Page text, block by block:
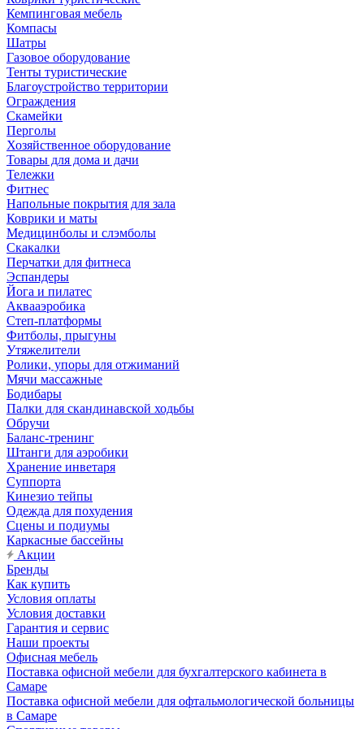
Кемпинговая мебель
Компасы
Шатры
Газовое оборудование
Тенты туристические
Благоустройство территории
Ограждения
Скамейки
Перголы
Хозяйственное оборудование
Товары для дома и дачи
Тележки
Фитнес
Напольные покрытия для зала
Коврики и маты
Медицинболы и слэмболы
Скакалки
Перчатки для фитнеса
Эспандеры
Йога и пилатес
Аквааэробика
Степ-платформы
Фитболы, прыгуны
Утяжелители
Ролики, упоры для отжиманий
Мячи массажные
Бодибары
Палки для скандинавской ходьбы
Обручи
Баланс-тренинг
Штанги для аэробики
Хранение инветаря
Суппорта
Кинезио тейпы
Одежда для похудения
Сцены и подиумы
Каркасные бассейны
Акции
Бренды
Как купить
Условия оплаты
Условия доставки
Гарантия и сервис
Наши проекты
Офисная мебель
Поставка офисной мебели для бухгалтерского кабинета в
Самаре
Поставка офисной мебели для офтальмологической больницы
в Самаре